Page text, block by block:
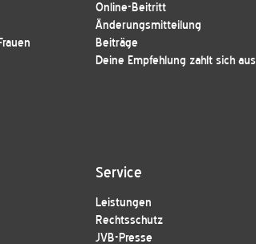
Online-Beitritt
Änderungsmitteilung
Beiträge
Deine Empfehlung zahlt sich aus
Service
Leistungen
Rechtsschutz
JVB-Presse